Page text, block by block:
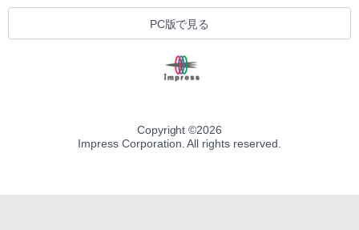
PC版で見る
Copyright ©2026
Impress Corporation. All rights reserved.